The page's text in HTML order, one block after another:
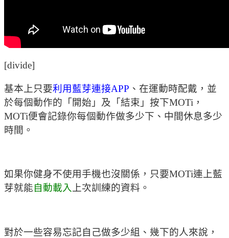
[divide]
基本上只要利用藍芽連接APP 、在運動時配戴，並
於每個動作的「開始」及「結束」按下MOTi，
MOTi便會記錄你每個動作做多少下、中間休息多少
時間。
如果你健身不使用手機也沒關係，只要MOTi連上藍
芽就能自動載入上次訓練的資料。
對於一些容易忘記自己做多少組、幾下的人來說，